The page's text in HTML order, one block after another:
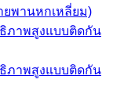
ยพานหกเหลี่ยม)
ภาพสูงแบบติดกัน
ภาพสูงแบบติดกัน